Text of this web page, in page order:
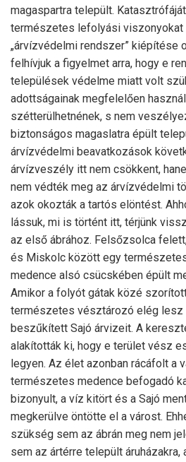
magaspartra települt.
természetes lefolyási viszonyokat
„árvízvédelmi rendszer” kiépítése
felhívjuk a figyelmet arra, hogy e
települések védelme miatt volt
adottságainak megfelelően
szétterülhetnének, s nem
biztonságos magaslatra épült
árvízvédelmi beavatkozások
árvízveszély itt nem csökkent,
nem védték meg az árvízvédelmi
azok okozták a tartós elöntést.
lássuk, mi is történt itt, térjünk
az első ábrához. Felsőzsolca
és Miskolc között egy
medence alsó csücskében épült
Amikor a folyót gátak közé
természetes vésztározó elég lesz
beszűkített Sajó árvizeit. A
alakították ki, hogy e terület vész
legyen. Az élet azonban rácáfolt a
természetes medence befogadó
bizonyult, a víz kitört és a Sajó
megkerülve öntötte el a várost.
szükség sem az ábrán meg nem
sem az ártérre települt áruházakra,